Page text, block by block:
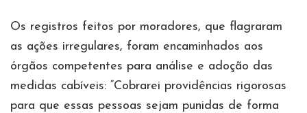
Os registros feitos por moradores, que flagraram
as ações irregulares, foram encaminhados aos
órgãos competentes para análise e adoção das
medidas cabíveis: “Cobrarei providências rigorosas
para que essas pessoas sejam punidas de forma